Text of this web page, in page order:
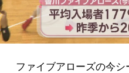
ファイブアローズの今シ